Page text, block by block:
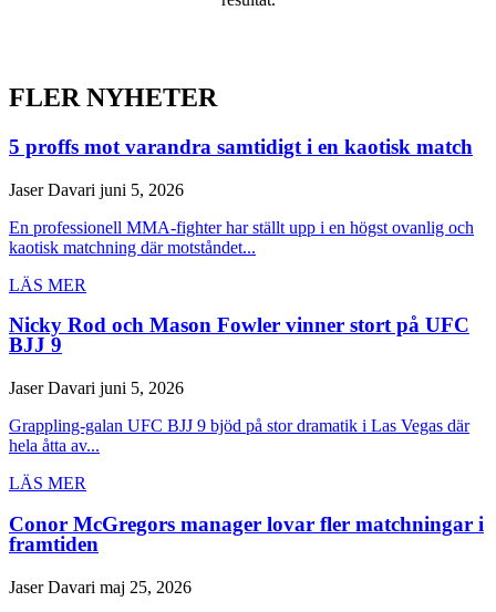
FLER NYHETER
5 proffs mot varandra samtidigt i en kaotisk match
Jaser Davari juni 5, 2026
En professionell MMA-fighter har ställt upp i en högst ovanlig och
kaotisk matchning där motståndet...
LÄS MER
Nicky Rod och Mason Fowler vinner stort på UFC
BJJ 9
Jaser Davari juni 5, 2026
Grappling-galan UFC BJJ 9 bjöd på stor dramatik i Las Vegas där
hela åtta av...
LÄS MER
Conor McGregors manager lovar fler matchningar i
framtiden
Jaser Davari maj 25, 2026